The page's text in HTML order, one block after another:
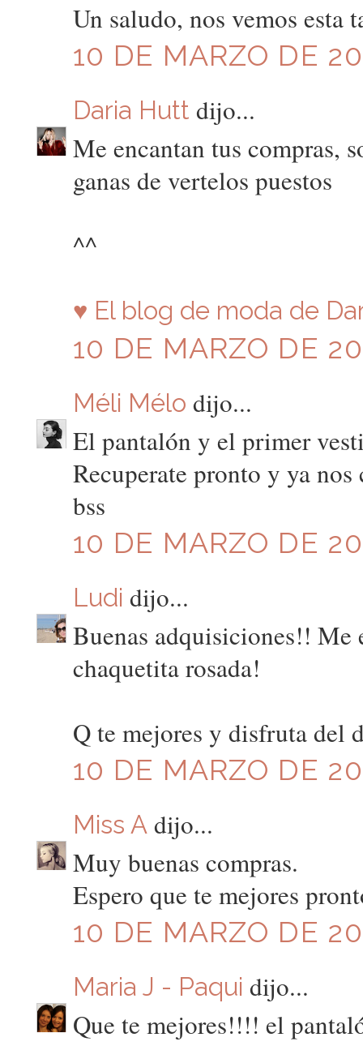
Un saludo, nos vemos esta
10 DE MARZO DE
Daria Hutt dijo...
Me encantan tus compras,
ganas de vertelos puestos
^^
♥ El blog de moda de
10 DE MARZO DE
Méli Mélo dijo...
El pantalón y el primer
Recuperate pronto y ya
bss
10 DE MARZO DE
Ludi dijo...
Buenas adquisiciones!! Me
chaquetita rosada!
Q te mejores y disfruta del
10 DE MARZO DE
Miss Adijo...
Muy buenas compras.
Espero que te mejores
10 DE MARZO DE
Maria J - Paqui dijo...
Que te mejores!!!! el